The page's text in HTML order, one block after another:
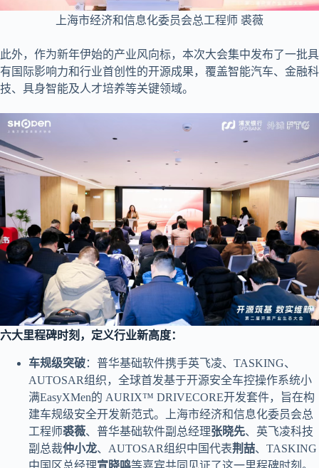
上海市经济和信息化委员会总工程师 裘薇
此外，作为新年伊始的产业风向标，本次大会集中发布了一批具
有国际影响力和行业首创性的开源成果，覆盖智能汽车、金融科
技、具身智能及人才培养等关键领域。
六大里程碑时刻，定义行业新高度：
车规级突破：普华基础软件携手英飞凌、TASKING、
AUTOSAR组织，全球首发基于开源安全车控操作系统小
满EasyXMen的 AURIX™ DRIVECORE开发套件，旨在构
建车规级安全开发新范式。上海市经济和信息化委员会总
工程师裘薇、普华基础软件副总经理张晓先、英飞凌科技
副总裁仲小龙、AUTOSAR组织中国代表荆喆、TASKING
中国区总经理宣晓鸣等嘉宾共同见证了这一里程碑时刻。